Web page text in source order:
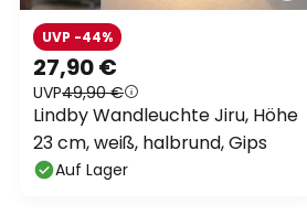
27,90 €
UVP49,90 €
UVP -44%
Lindby Wandleuchte Jiru, Höhe
23 cm, weiß, halbrund, Gips
Auf Lager